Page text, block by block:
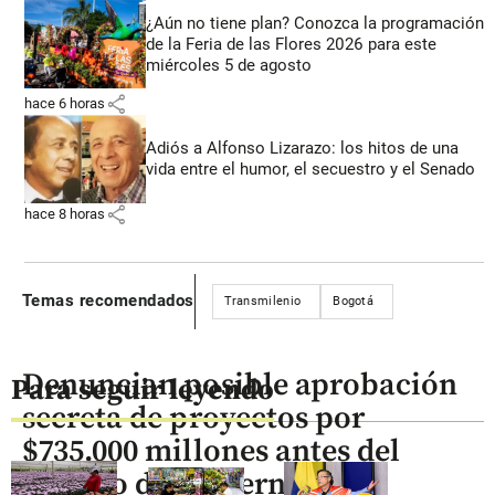
¿Aún no tiene plan? Conozca la programación
de la Feria de las Flores 2026 para este
miércoles 5 de agosto
hace 6 horas share
Adiós a Alfonso Lizarazo: los hitos de una
vida entre el humor, el secuestro y el Senado
hace 8 horas share
Temas recomendados Transmilenio Bogotá
Para seguir leyendo
Denuncian posible aprobación
secreta de proyectos por
$735.000 millones antes del
cambio de gobierno